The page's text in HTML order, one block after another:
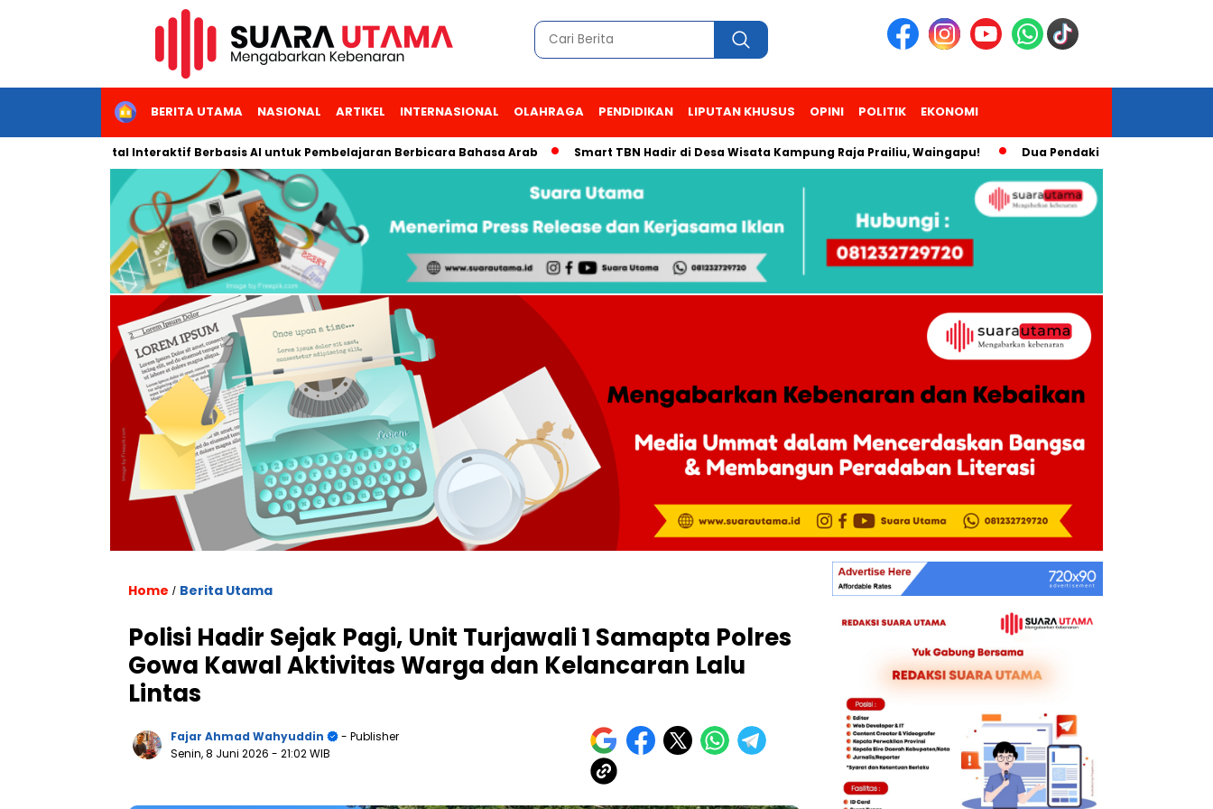
HOMEBERITA UTAMA NASIONAL ARTIKEL INTERNASIONAL OLAHRAGA PENDIDIKAN LIPUTAN KHUSUS OPINI POLITIK EKONOMI
Digital Interaktif Berbasis AI untuk Pembelajaran Berbicara Bahasa Arab Smart TBN Hadir di Desa Wisata Kampung Raja Prailiu, Waingapu! Dua Pendaki Gunung Piramid
Home / Berita Utama
Polisi Hadir Sejak Pagi, Unit Turjawali 1 Samapta Polres
Gowa Kawal Aktivitas Warga dan Kelancaran Lalu
Lintas
Fajar Ahmad Wahyuddin
- Publisher
Senin, 8 Juni 2026 - 21:02 WIB